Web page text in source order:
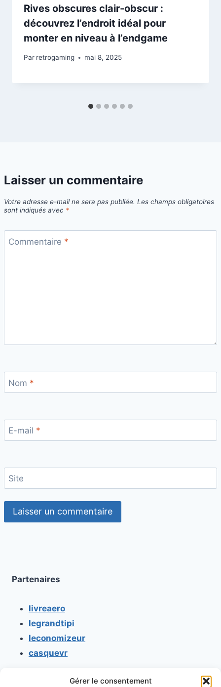
Gérer le consentement
Rives obscures clair-obscur :
découvrez l’endroit idéal pour
monter en niveau à l’endgame
Par retrogaming mai 8, 2025
Laisser un commentaire
Votre adresse e-mail ne sera pas publiée. Les champs obligatoires
sont indiqués avec *
Commentaire *
Nom *
E-mail *
Site
Partenaires
livreaero
legrandtipi
leconomizeur
casquevr